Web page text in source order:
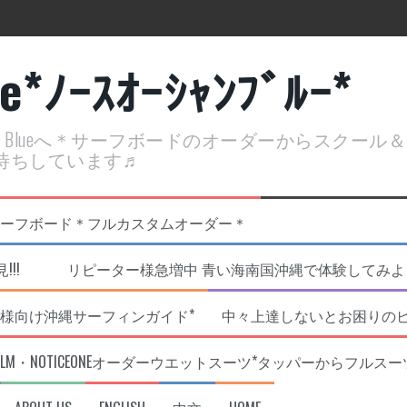
催決定！
ﾉｰｽｵｰｼｬﾝﾌﾞﾙｰ*
Blueへ＊サーフボードのオーダーからスクール
ちしています♬
ーフボード＊フルカスタムオーダー＊
見!!! リピーター様急増中 青い海南国沖縄で体験してみよ
向け沖縄サーフィンガイド* 中々上達しないとお困りの
・NOTICEONEオーダーウエットスーツ*タッパーからフルス